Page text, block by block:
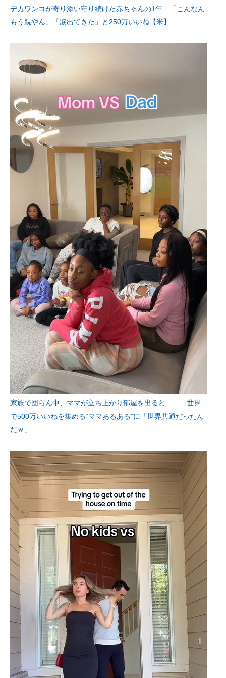
デカワンコが寄り添い守り続けた赤ちゃんの1年 「こんなん
もう親やん」「涙出てきた」と250万いいね【米】
家族で団らん中、ママが立ち上がり部屋を出ると…… 世界
で500万いいねを集める“ママあるある”に「世界共通だったん
だｗ」